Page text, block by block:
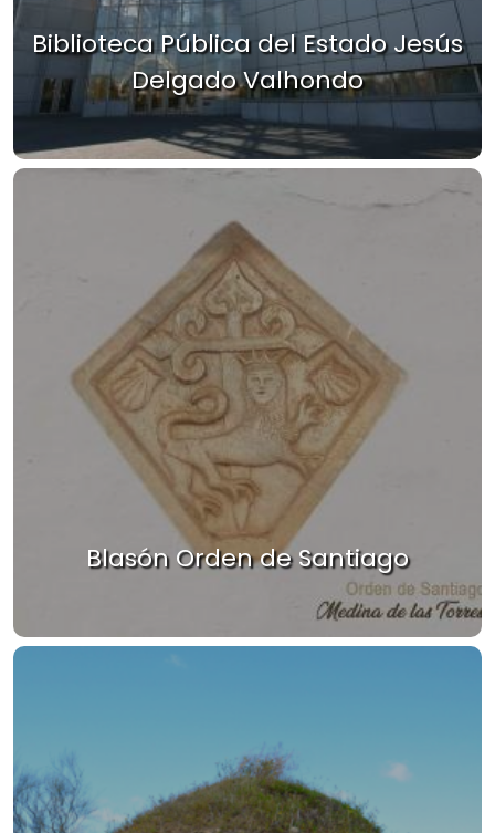
Biblioteca Pública del Estado Jesús
Delgado Valhondo
Blasón Orden de Santiago